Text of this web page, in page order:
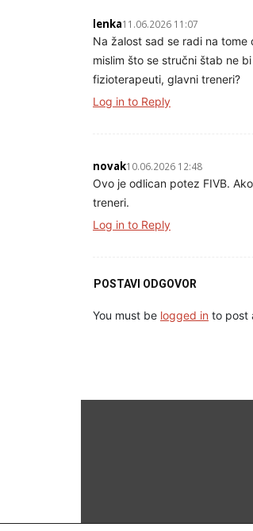
lenka11.06.2026 11:07
Na žalost sad se radi na
mislim što se stručni štab ne
fizioterapeuti, glavni treneri?
Log in to Reply
novak10.06.2026 12:48
Ovo je odlican potez FIVB.
treneri.
Log in to Reply
POSTAVI ODGOVOR
You must be logged in to post